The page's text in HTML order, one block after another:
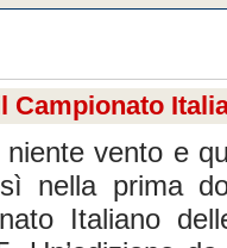
Campionato
vento e
nella prima
Italiano